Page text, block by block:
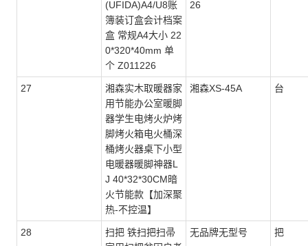
(UFIDA)A4/U8账
簿装订盒会计档案
盒 常规A4大小 22
0*320*40mm 单
个 Z011226
26
27
湘森实木取暖器家
用节能办公室暖脚
器学生电烤火炉烤
脚烤火箱电火桶深
桶烤火器桌下小型
电暖器暖脚神器L
J 40*32*30CM暗
火节能款【加深聚
热-不控温】
湘森XS-45A 台
28
扫把 铁扫把扫帚
无品牌无型号 把